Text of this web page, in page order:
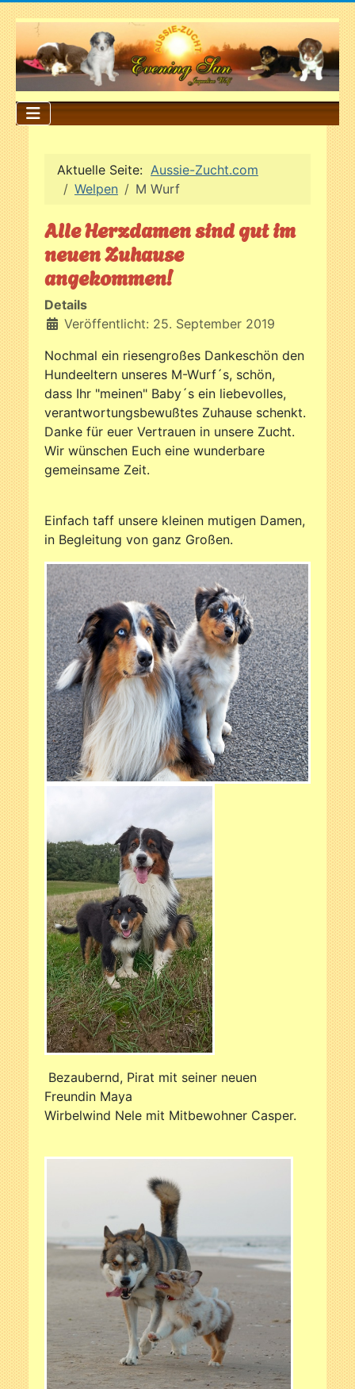
Aktuelle Seite: Aussie-Zucht.com
Welpen
M Wurf
Alle Herzdamen sind gut im
neuen Zuhause
angekommen!
Details
Veröffentlicht: 25. September 2019
Nochmal ein riesengroßes Dankeschön den
Hundeeltern unseres M-Wurf´s, schön,
dass Ihr "meinen" Baby´s ein liebevolles,
verantwortungsbewußtes Zuhause schenkt.
Danke für euer Vertrauen in unsere Zucht.
Wir wünschen Euch eine wunderbare
gemeinsame Zeit.
Einfach taff unsere kleinen mutigen Damen,
in Begleitung von ganz Großen.
Bezaubernd, Pirat mit seiner neuen
Freundin Maya
Wirbelwind Nele mit Mitbewohner Casper.